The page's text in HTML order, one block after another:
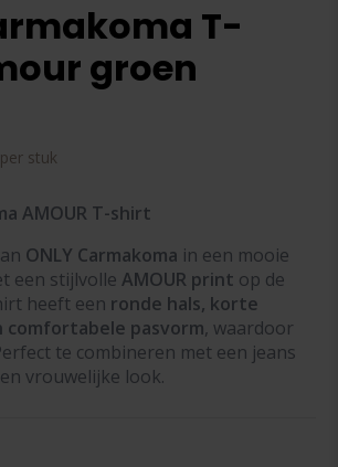
T-
groen
stuk
AMOUR T-shirt
ONLY Carmakoma in een mooie
een stijlvolle AMOUR print op de
heeft een ronde hals, korte
comfortabele pasvorm, waardoor
te combineren met een jeans
vrouwelijke look.